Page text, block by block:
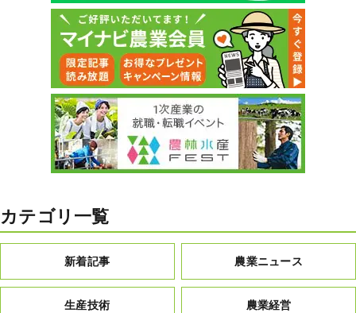
カテゴリ一覧
新着記事 農業ニュース
生産技術 農業経営